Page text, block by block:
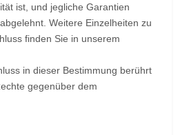
ist, und jegliche Garantien
Weitere Einzelheiten zu
finden Sie in unserem
in dieser Bestimmung berührt
gegenüber dem